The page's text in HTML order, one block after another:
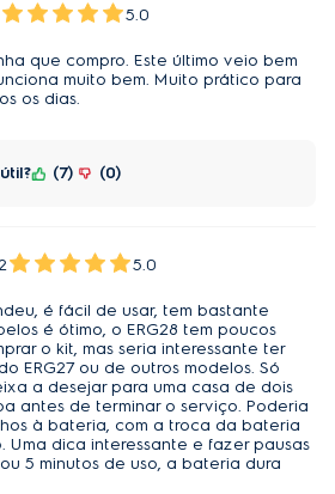
LED:
escuras, cantos e a
de movimento e permite
sendo ergonômico e
mão, sem fio, oferecendo
os tipos de superfície.
5.0
que compro. Este último veio bem
muito bem. Muito prático para
os dias.
7 0
5.0
é fácil de usar, tem bastante
é ótimo, o ERG28 tem poucos
o kit, mas seria interessante ter
ERG27 ou de outros modelos. Só
a desejar para uma casa de dois
antes de terminar o serviço. Poderia
à bateria, com a troca da bateria
Uma dica interessante e fazer pausas
5 minutos de uso, a bateria dura